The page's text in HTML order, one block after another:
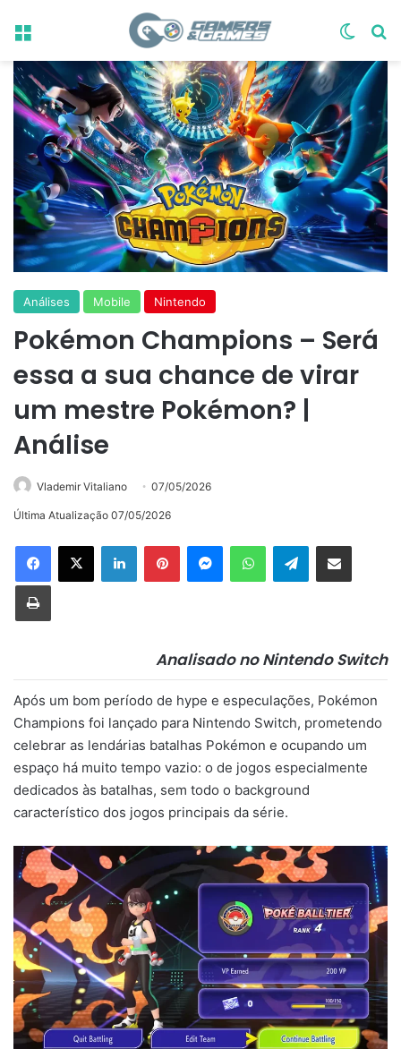
Menu
Análises Mobile Nintendo
Pokémon Champions – Será
essa a sua chance de virar
um mestre Pokémon? |
Análise
Vlademir Vitaliano 07/05/2026
Última Atualização 07/05/2026
LinkedinPinterestMessengerWhatsAppTelegramCompartilhar via e-mail
Imprimir
Analisado no Nintendo Switch
Após um bom período de hype e especulações, Pokémon
Champions foi lançado para Nintendo Switch, prometendo
celebrar as lendárias batalhas Pokémon e ocupando um
espaço há muito tempo vazio: o de jogos especialmente
dedicados às batalhas, sem todo o background
característico dos jogos principais da série.